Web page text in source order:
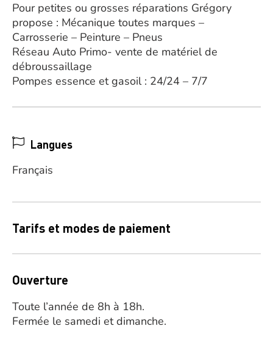
Pour petites ou grosses réparations Grégory
propose : Mécanique toutes marques –
Carrosserie – Peinture – Pneus
Réseau Auto Primo- vente de matériel de
débroussaillage
Pompes essence et gasoil : 24/24 – 7/7
Langues
Français
Tarifs et modes de paiement
Ouverture
Toute l’année de 8h à 18h.
Fermée le samedi et dimanche.